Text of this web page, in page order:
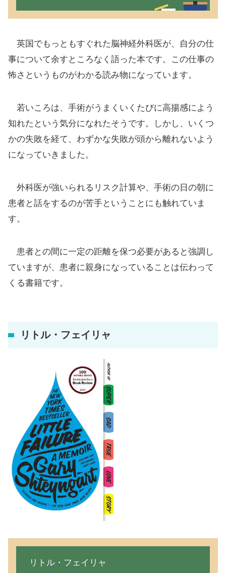
英国でもっともすぐれた脳神経外科医が、自分の仕
事について余すところなく語った本です。この仕事の
怖さというものがわかる読み物になっています。
若いころは、手術がうまくいくたびに高揚感によう
知れたという気分になれたそうです。しかし、いくつ
かの失敗を経て、わずかな失敗が頭から離れないよう
になっていきました。
外科医が強いられるリスク計算や、手術の日の朝に
患者と話をするのが苦手ということにも触れていま
す。
患者との間に一定の距離を保つ必要があると強調し
ていますが、患者に親身になっていることは伝わって
くる書籍です。
リトル・フェイリャ
リトル・フェイリャ